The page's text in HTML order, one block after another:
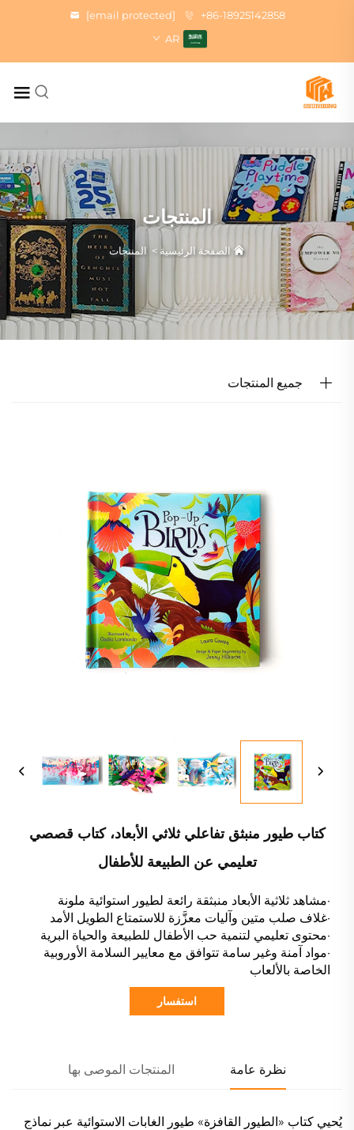
+86-18925142858
[email protected]
AR
المنتجات
الصفحة الرئيسية > المنتجات
جميع المنتجات
كتاب طيور منبثق تفاعلي ثلاثي الأبعاد، كتاب قصصي
تعليمي عن الطبيعة للأطفال
·مشاهد ثلاثية الأبعاد منبثقة رائعة لطيور استوائية ملونة
·غلاف صلب متين وآليات معزَّزة للاستمتاع الطويل الأمد
·محتوى تعليمي لتنمية حب الأطفال للطبيعة والحياة البرية
·مواد آمنة وغير سامة تتوافق مع معايير السلامة الأوروبية
الخاصة بالألعاب
استفسار
نظرة عامة المنتجات الموصى بها
يُحيي كتاب «الطيور القافزة» طيور الغابات الاستوائية عبر نماذج